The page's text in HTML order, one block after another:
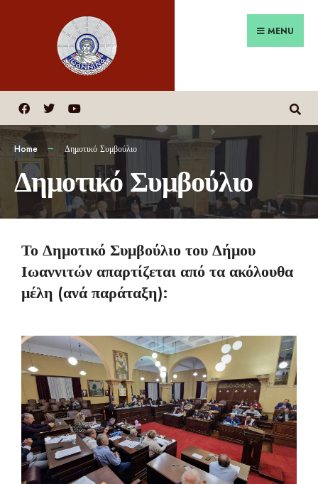
MENU
Home Δημοτικό Συμβούλιο
Δημοτικό Συμβούλιο
Το Δημοτικό Συμβούλιο του Δήμου
Ιωαννιτών απαρτίζεται από τα ακόλουθα
μέλη (ανά παράταξη):